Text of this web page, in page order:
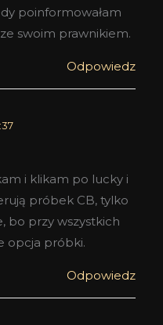
poinformowałam
swoim prawnikiem.
Odpowiedz
i klikam po lucky i
próbek CB, tylko
bo przy wszystkich
opcja próbki.
Odpowiedz